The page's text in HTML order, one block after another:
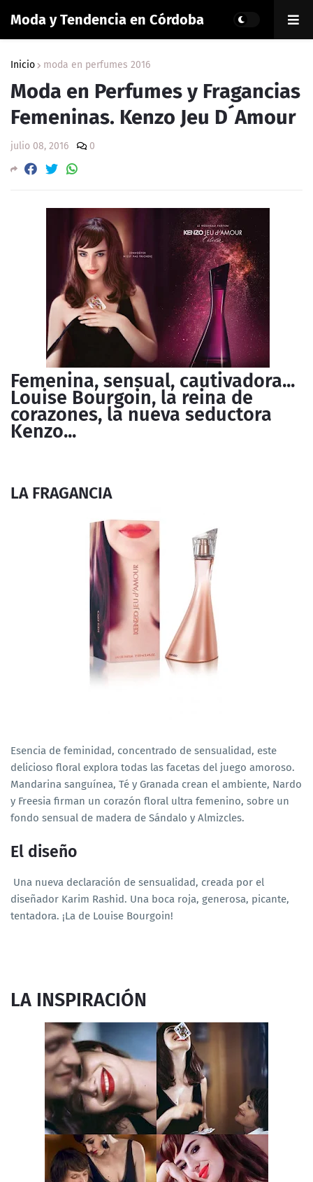
Moda y Tendencia en Córdoba
Inicio moda en perfumes 2016
Moda en Perfumes y Fragancias
Femeninas. Kenzo Jeu D´Amour
julio 08, 2016 0
Femenina, sensual, cautivadora...
Louise Bourgoin, la reina de
corazones, la nueva seductora
Kenzo...
LA FRAGANCIA
Esencia de feminidad, concentrado de sensualidad, este
delicioso floral explora todas las facetas del juego amoroso.
Mandarina sanguínea, Té y Granada crean el ambiente, Nardo
y Freesia firman un corazón floral ultra femenino, sobre un
fondo sensual de madera de Sándalo y Almizcles.
El diseño
Una nueva declaración de sensualidad, creada por el
diseñador Karim Rashid. Una boca roja, generosa, picante,
tentadora. ¡La de Louise Bourgoin!
LA INSPIRACIÓN